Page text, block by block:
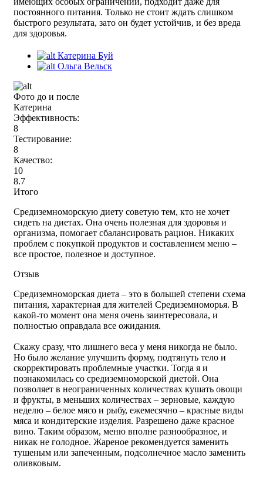
постоянного питания. Только не стоит ждать слишком
быстрого результата, зато он будет устойчив, и без вреда
для здоровья.
Катерина Буй
Ольга Вельск
Фото до и после
Катерина
Эффективность:
8
Тестирование:
8
Качество:
10
8.7
Итого
Средиземноморскую диету советую тем, кто не хочет
сидеть на диетах. Она очень полезная для здоровья и
организма, помогает сбалансировать рацион. Никаких
проблем с покупкой продуктов и составлением меню –
все простое, полезное и доступное.
Отзыв
Средиземноморская диета – это в большей степени схема
питания, характерная для жителей Средиземноморья. В
какой-то момент она меня очень заинтересовала, и
полностью оправдала все ожидания.
Скажу сразу, что лишнего веса у меня никогда не было.
Но было желание улучшить форму, подтянуть тело и
скорректировать проблемные участки. Тогда я и
познакомилась со средиземноморской диетой. Она
позволяет в неограниченных количествах кушать овощи
и фрукты, в меньших количествах – зерновые, каждую
неделю – белое мясо и рыбу, ежемесячно – красные виды
мяса и кондитерские изделия. Разрешено даже красное
вино. Таким образом, меню вполне разнообразное, и
никак не голодное. Жареное рекомендуется заменить
тушеным или запеченным, подсолнечное масло заменить
оливковым.